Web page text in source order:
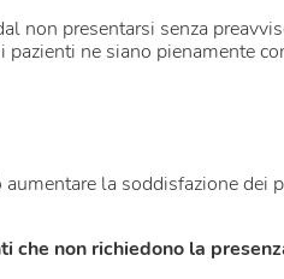
non presentarsi senza
pazienti ne siano pienamente
la soddisfazione dei
che non richiedono la